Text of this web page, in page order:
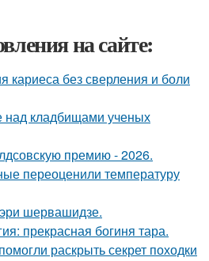
на сайте:
кариеса без сверления и боли
над кладбищами ученых
премию - 2026.
переоценили температуру
шервашидзе.
прекрасная богиня тара.
раскрыть секрет походки